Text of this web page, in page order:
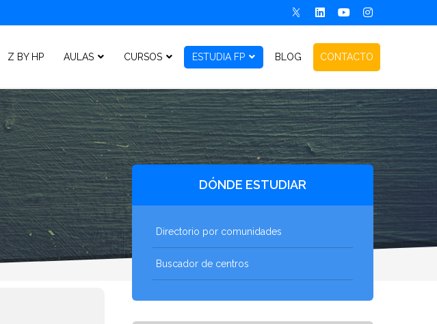
Z BY HP AULAS CURSOS ESTUDIA FP BLOG CONTACTO
DÓNDE ESTUDIAR
Directorio por comunidades
Buscador de centros